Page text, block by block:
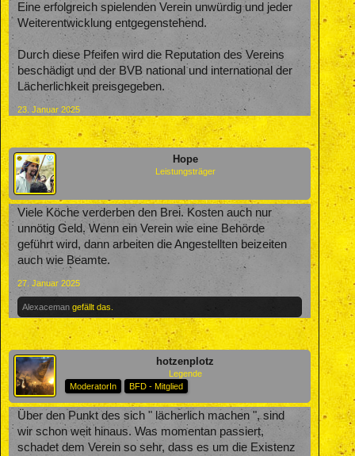
Eine erfolgreich spielenden Verein unwürdig und jeder
Weiterentwicklung entgegenstehend.
Durch diese Pfeifen wird die Reputation des Vereins
beschädigt und der BVB national und international der
Lächerlichkeit preisgegeben.
23. Januar 2025
Hope
Leistungsträger
Viele Köche verderben den Brei. Kosten auch nur
unnötig Geld. Wenn ein Verein wie eine Behörde
geführt wird, dann arbeiten die Angestellten beizeiten
auch wie Beamte.
27. Januar 2025
Alexaceman gefällt das.
hotzenplotz
Legende
ModeratorIn
BFD - Mitglied
Über den Punkt des sich " lächerlich machen ", sind
wir schon weit hinaus. Was momentan passiert,
schadet dem Verein so sehr, dass es um die Existenz